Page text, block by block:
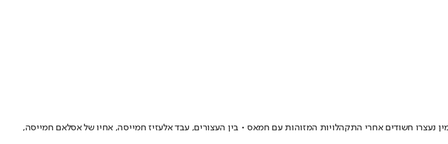
חשודים אחרי התקהלויות המזוהות עם חמאס • בין העצורים, עבד אלעזיז חמייסה, אחיו של אסלאם חמייסה,